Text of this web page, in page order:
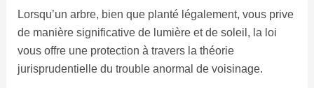
Lorsqu’un arbre, bien que planté légalement, vous prive
de manière significative de lumière et de soleil, la loi
vous offre une protection à travers la théorie
jurisprudentielle du trouble anormal de voisinage.